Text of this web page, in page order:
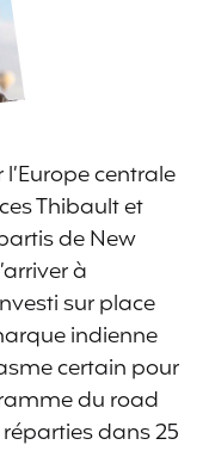
centrale
Thibault et
de New
à
sur place
indienne
certain pour
du road
dans 25